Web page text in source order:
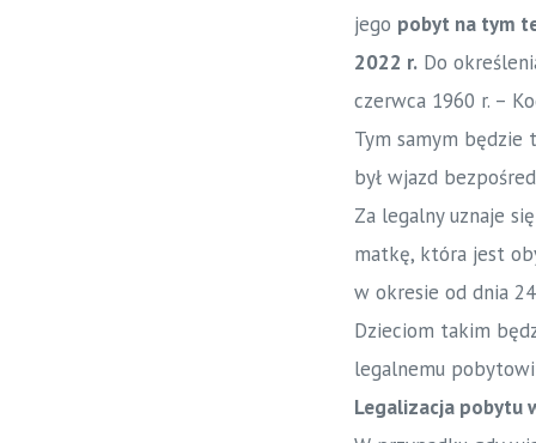
jego pobyt na tym
2022 r. Do
czerwca 1960 r. –
Tym samym będzie
był wjazd
Za legalny uznaje
matkę, która jest
w okresie od dnia
Dzieciom takim
legalnemu
Legalizacja pobytu